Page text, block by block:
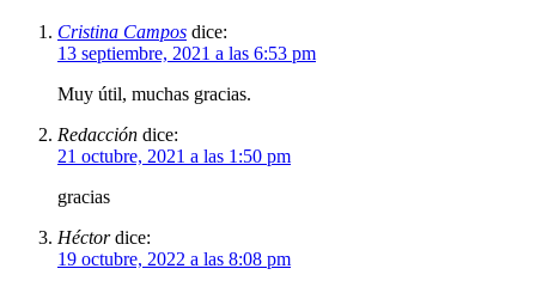
Cristina Campos dice:
13 septiembre, 2021 a las 6:53 pm
Muy útil, muchas gracias.
Redacción dice:
21 octubre, 2021 a las 1:50 pm
gracias
Héctor dice:
19 octubre, 2022 a las 8:08 pm